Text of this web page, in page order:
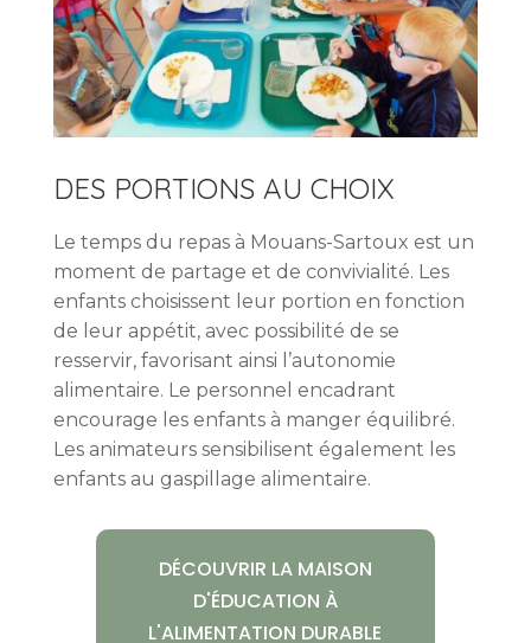
DES PORTIONS AU CHOIX
Le temps du repas à Mouans-Sartoux est un
moment de partage et de convivialité. Les
enfants choisissent leur portion en fonction
de leur appétit, avec possibilité de se
resservir, favorisant ainsi l’autonomie
alimentaire. Le personnel encadrant
encourage les enfants à manger équilibré.
Les animateurs sensibilisent également les
enfants au gaspillage alimentaire.
DÉCOUVRIR LA MAISON
D'ÉDUCATION À
L'ALIMENTATION DURABLE